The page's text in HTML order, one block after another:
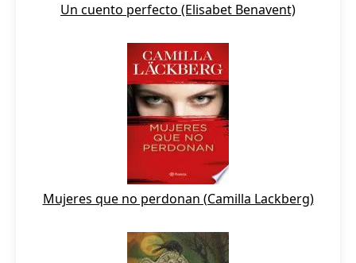
Un cuento perfecto (Elisabet Benavent)
Mujeres que no perdonan (Camilla Lackberg)